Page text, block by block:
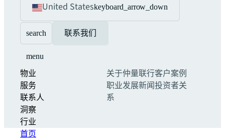
United Stateskeyboard_arrow_down
search 联系我们
menu
物业
服务
联系人
洞察
行业
关于仲量联行客户案例
职业发展新闻投资者关
系
首页